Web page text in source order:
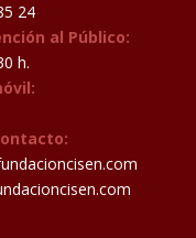
24
al Público:
h.